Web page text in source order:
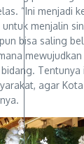
“Ini menjadi
menjalin
bisa saling
Tentunya
agar